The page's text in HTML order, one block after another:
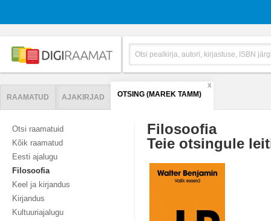
RAAMATUD AJAKIRJAD OTSING (MAREK TAMM)
X
Otsi raamatuid
Kõik raamatud
Eesti ajalugu
Filosoofia
Keel ja kirjandus
Kirjandus
Kultuuriajalugu
Filosoofia
Teie otsingule